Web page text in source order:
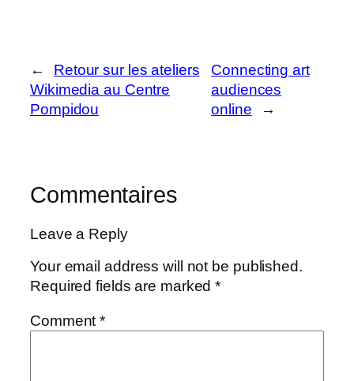
←
Retour sur les ateliers
Wikimedia au Centre
Pompidou
Connecting art
audiences
online
→
Commentaires
Leave a Reply
Your email address will not be published.
Required fields are marked*
Comment*